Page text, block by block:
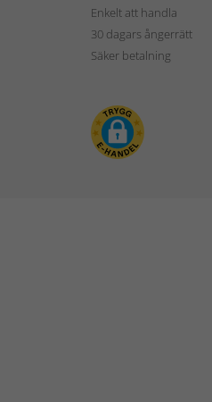
Enkelt att handla
30 dagars ångerrätt
Säker betalning